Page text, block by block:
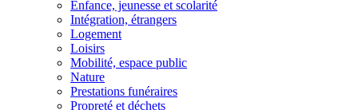
Enfance, jeunesse et scolarité
Intégration, étrangers
Logement
Loisirs
Mobilité, espace public
Nature
Prestations funéraires
Propreté et déchets